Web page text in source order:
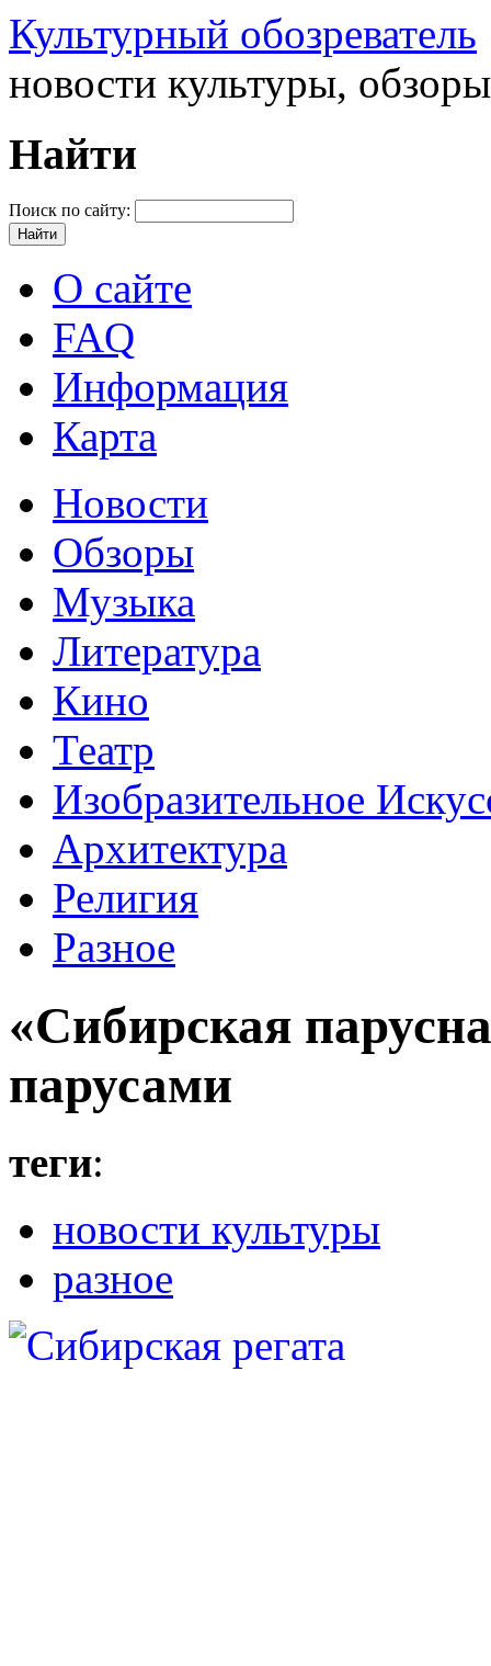
Культурный обозреватель
новости культуры,
Найти
Поиск по сайту:
О сайте
FAQ
Информация
Карта
Новости
Обзоры
Музыка
Литература
Кино
Театр
Изобразительное
Архитектура
Религия
Разное
«Сибирская
парусами
теги:
новости культуры
разное